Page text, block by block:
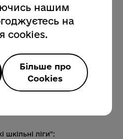
щодо
31
балів
шкільні ліги":
нашим
на
cookies.
Більше про
Cookies